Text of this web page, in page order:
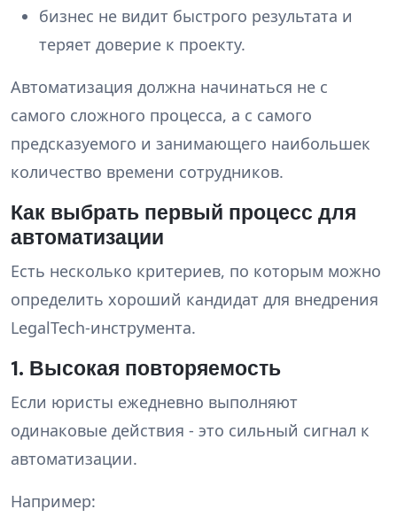
бизнес не видит быстрого результата и
теряет доверие к проекту.
Автоматизация должна начинаться не с
самого сложного процесса, а с самого
предсказуемого и занимающего наибольшек
количество времени сотрудников.
Как выбрать первый процесс для
автоматизации
Есть несколько критериев, по которым можно
определить хороший кандидат для внедрения
LegalTech-инструмента.
1. Высокая повторяемость
Если юристы ежедневно выполняют
одинаковые действия - это сильный сигнал к
автоматизации.
Например: